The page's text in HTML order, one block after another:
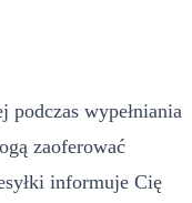
podczas wypełniania
zaoferować
informuje Cię